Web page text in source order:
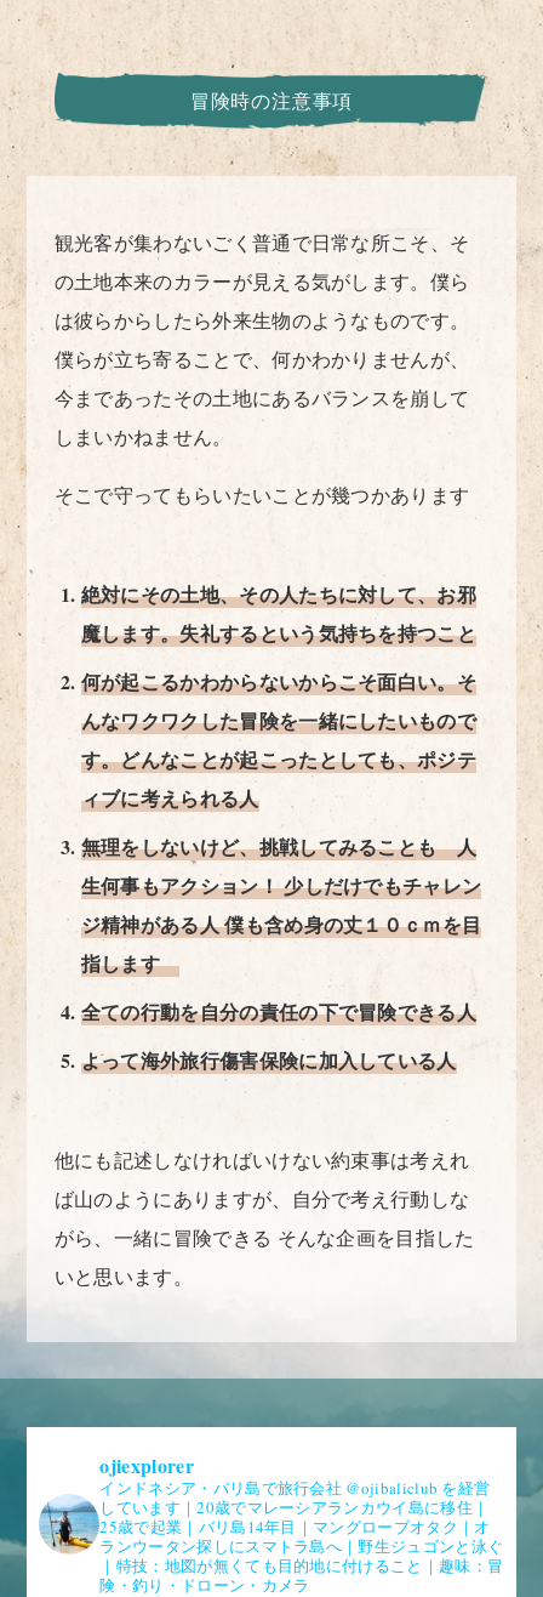
冒険時の注意事項
観光客が集わないごく普通で日常な所こそ、そ
の土地本来のカラーが見える気がします。僕ら
は彼らからしたら外来生物のようなものです。
僕らが立ち寄ることで、何かわかりませんが、
今まであったその土地にあるバランスを崩して
しまいかねません。
そこで守ってもらいたいことが幾つかあります
絶対にその土地、その人たちに対して、お邪
魔します。失礼するという気持ちを持つこと
何が起こるかわからないからこそ面白い。そ
んなワクワクした冒険を一緒にしたいもので
す。どんなことが起こったとしても、ポジテ
ィブに考えられる人
無理をしないけど、挑戦してみることも 人
生何事もアクション！ 少しだけでもチャレン
ジ精神がある人 僕も含め身の丈１０ｃｍを目
指します
全ての行動を自分の責任の下で冒険できる人
よって海外旅行傷害保険に加入している人
他にも記述しなければいけない約束事は考えれ
ば山のようにありますが、自分で考え行動しな
がら、一緒に冒険できる そんな企画を目指した
いと思います。
ojiexplorer
インドネシア・バリ島で旅行会社 @ojibaliclub を経営
しています｜20歳でマレーシアランカウイ島に移住｜
25歳で起業｜バリ島14年目｜マングローブオタク｜オ
ランウータン探しにスマトラ島へ｜野生ジュゴンと泳ぐ
｜特技：地図が無くても目的地に付けること｜趣味：冒
険・釣り・ドローン・カメラ